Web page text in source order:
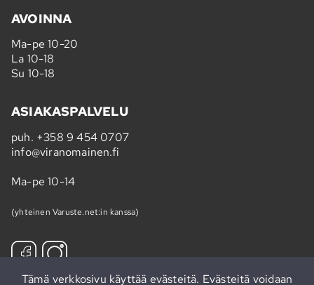
AVOINNA
Ma-pe 10-20
La 10-18
Su 10-18
ASIAKASPALVELU
puh. +358 9 454 0707
info@viranomainen.fi
Ma-pe 10-14
(yhteinen Varuste.net:in kanssa)
Tämä verkkosivu käyttää evästeitä. Evästeitä voidaan